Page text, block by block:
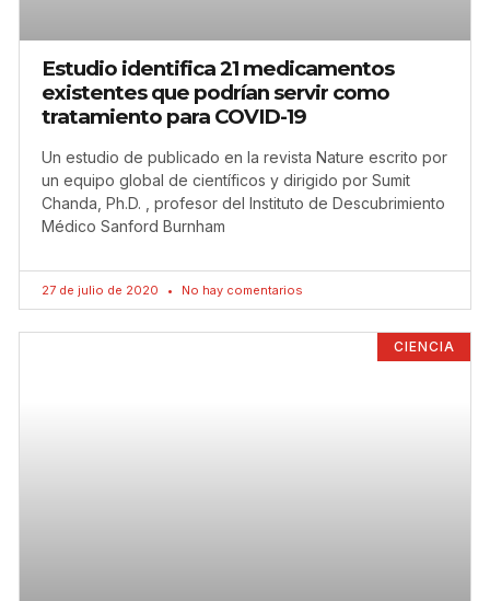
Estudio identifica 21 medicamentos
existentes que podrían servir como
tratamiento para COVID-19
Un estudio de publicado en la revista Nature escrito por
un equipo global de científicos y dirigido por Sumit
Chanda, Ph.D. , profesor del Instituto de Descubrimiento
Médico Sanford Burnham
27 de julio de 2020 No hay comentarios
CIENCIA